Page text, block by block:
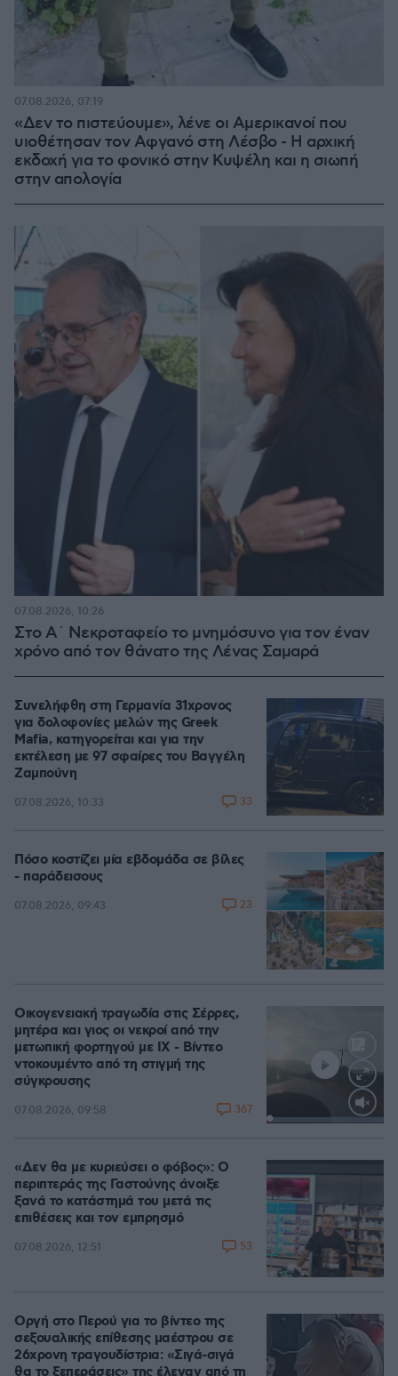
«Δεν το πιστεύουμε», λένε οι Αμερικανοί που
υιοθέτησαν τον Αφγανό στη Λέσβο - Η αρχική
εκδοχή για το φονικό στην Κυψέλη και η σιωπή
στην απολογία
07.08.2026, 07:19
Στο Α΄ Νεκροταφείο το μνημόσυνο για τον έναν
χρόνο από τον θάνατο της Λένας Σαμαρά
07.08.2026, 10:26
Συνελήφθη στη Γερμανία 31χρονος
για δολοφονίες μελών της Greek
Mafia, κατηγορείται και για την
εκτέλεση με 97 σφαίρες του Βαγγέλη
Ζαμπούνη
07.08.2026, 10:33 33
Πόσο κοστίζει μία εβδομάδα σε βίλες
- παράδεισους
07.08.2026, 09:43 23
Loaded:
Οικογενειακή τραγωδία στις Σέρρες,
μητέρα και γιος οι νεκροί από την
μετωπική φορτηγού με ΙΧ - Βίντεο
ντοκουμέντο από τη στιγμή της
σύγκρουσης
07.08.2026, 09:58 367
«Δεν θα με κυριεύσει ο φόβος»: Ο
περιπτεράς της Γαστούνης άνοιξε
ξανά το κατάστημά του μετά τις
επιθέσεις και τον εμπρησμό
07.08.2026, 12:51 53
Οργή στο Περού για το βίντεο της
σεξουαλικής επίθεσης μαέστρου σε
26χρονη τραγουδίστρια: «Σιγά-σιγά
θα το ξεπεράσεις» της έλεγαν από τη